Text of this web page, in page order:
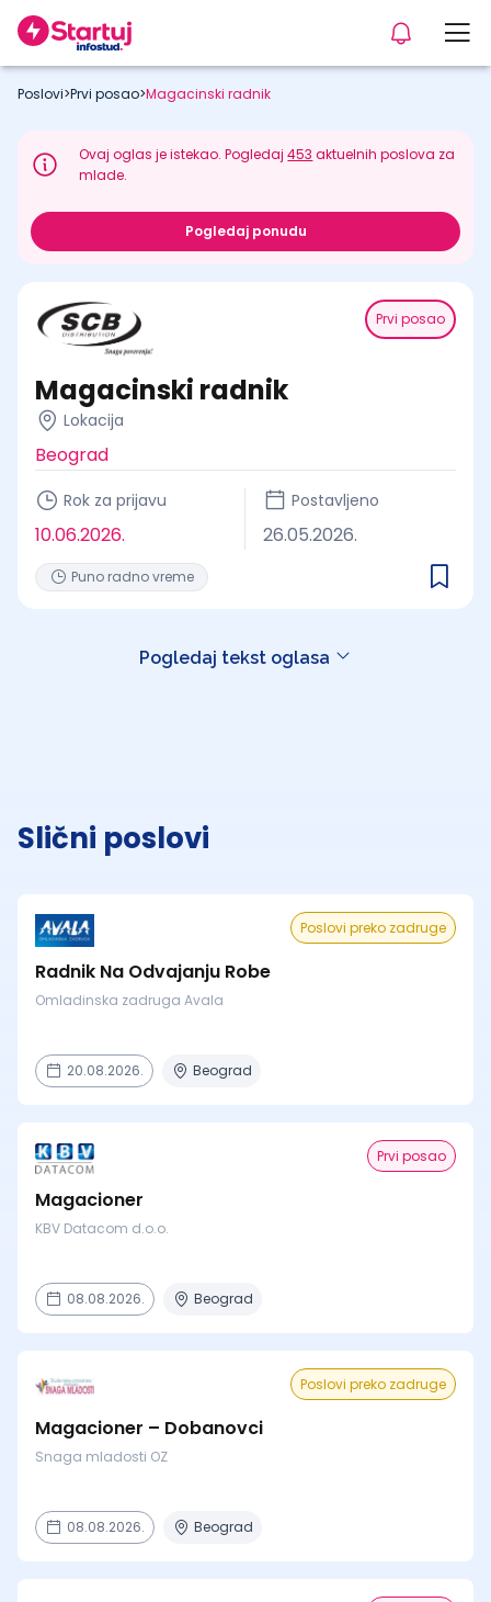
Poslovi>Prvi posao>Magacinski radnik
Ovaj oglas je istekao. Pogledaj453 aktuelnih poslova za
mlade.
Pogledaj ponudu
Prvi posao
Magacinski radnik
Lokacija
Beograd
Rok za prijavu
10.06.2026.
Postavljeno
26.05.2026.
Puno radno vreme
Pogledaj tekst oglasa
Slični poslovi
Poslovi preko zadruge
Radnik Na Odvajanju Robe
Omladinska zadruga Avala
20.08.2026. Beograd
Prvi posao
Magacioner
KBV Datacom d.o.o.
08.08.2026. Beograd
Poslovi preko zadruge
Magacioner – Dobanovci
Snaga mladosti OZ
08.08.2026. Beograd